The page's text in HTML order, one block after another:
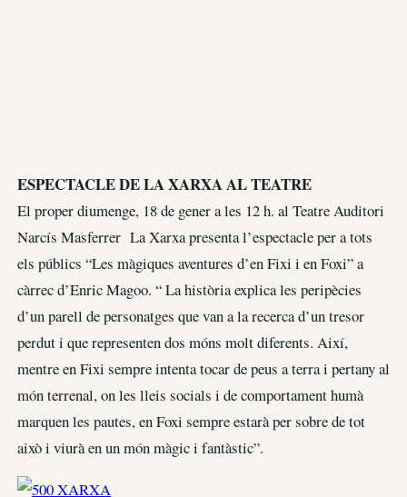
ESPECTACLE DE LA XARXA AL TEATRE
El proper diumenge, 18 de gener a les 12 h. al Teatre Auditori
Narcís Masferrer La Xarxa presenta l’espectacle per a tots
els públics “Les màgiques aventures d’en Fixi i en Foxi” a
càrrec d’Enric Magoo. “ La història explica les peripècies
d’un parell de personatges que van a la recerca d’un tresor
perdut i que representen dos móns molt diferents. Així,
mentre en Fixi sempre intenta tocar de peus a terra i pertany al
món terrenal, on les lleis socials i de comportament humà
marquen les pautes, en Foxi sempre estarà per sobre de tot
això i viurà en un món màgic i fantàstic”.